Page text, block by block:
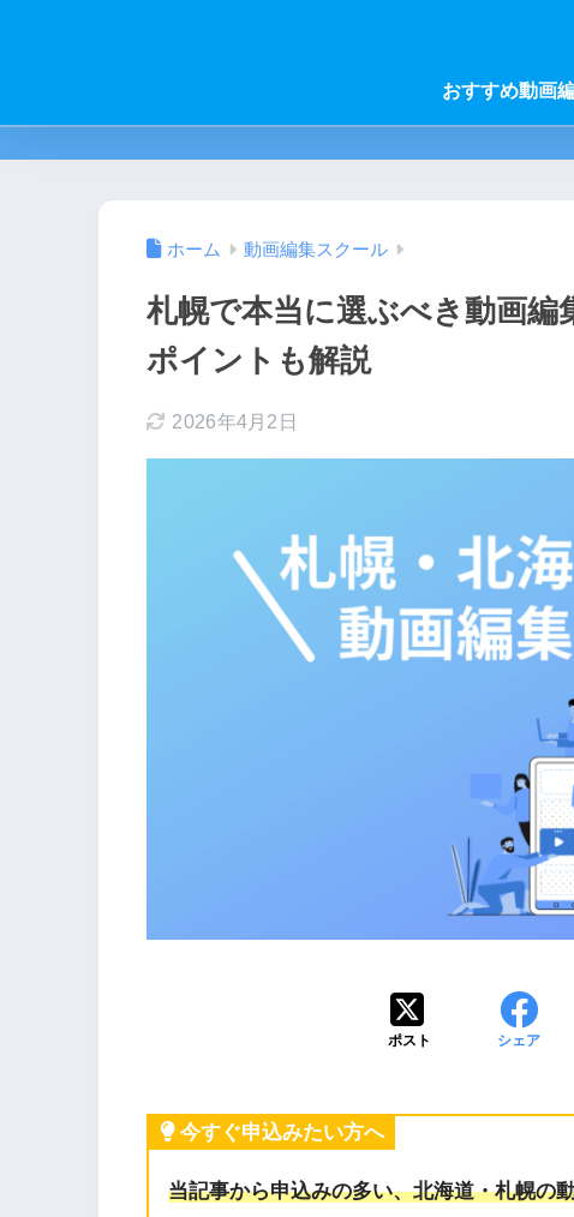
おすすめ動画
ホーム 動画編集スクール
札幌で本当に選ぶべき動画編
ポイントも解説
2026年4月2日
ポスト シェア
今すぐ申込みたい方へ
当記事から申込みの多い、北海道・札幌の